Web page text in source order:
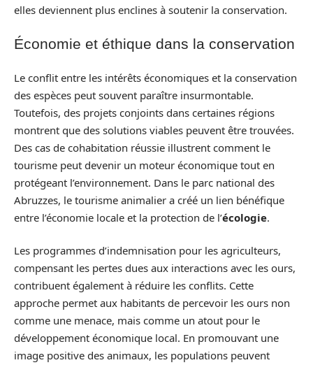
elles deviennent plus enclines à soutenir la conservation.
Économie et éthique dans la conservation
Le conflit entre les intérêts économiques et la conservation
des espèces peut souvent paraître insurmontable.
Toutefois, des projets conjoints dans certaines régions
montrent que des solutions viables peuvent être trouvées.
Des cas de cohabitation réussie illustrent comment le
tourisme peut devenir un moteur économique tout en
protégeant l’environnement. Dans le parc national des
Abruzzes, le tourisme animalier a créé un lien bénéfique
entre l’économie locale et la protection de l’écologie.
Les programmes d’indemnisation pour les agriculteurs,
compensant les pertes dues aux interactions avec les ours,
contribuent également à réduire les conflits. Cette
approche permet aux habitants de percevoir les ours non
comme une menace, mais comme un atout pour le
développement économique local. En promouvant une
image positive des animaux, les populations peuvent